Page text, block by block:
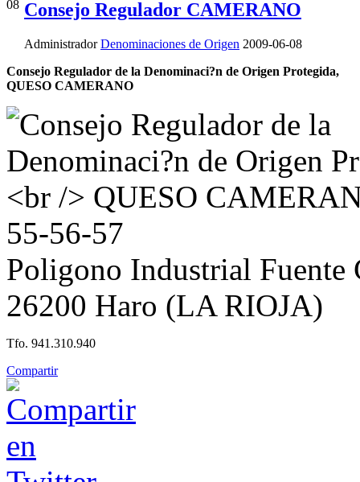
08 Consejo Regulador CAMERANO
Administrador Denominaciones de Origen 2009-06-08
Consejo Regulador de la Denominaci?n de Origen Protegida,
QUESO CAMERANO
55-56-57
Poligono Industrial Fuente
26200 Haro (LA RIOJA)
Tfo. 941.310.940
Compartir